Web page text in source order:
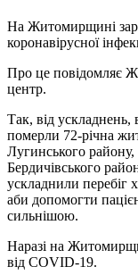
На Житомирщині
коронавірусної
Про це повідомляє
центр.
Так, від
померли 72-річна
Лугинського
Бердичівського
ускладнили перебіг
аби допомогти
сильнішою.
Наразі на
від COVID-19.